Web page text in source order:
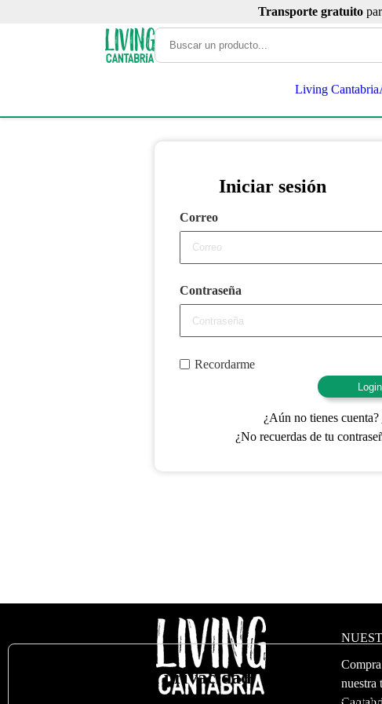
Transporte gratuito
Living Cantabria
Iniciar sesión
Correo
Contraseña
Recordarme
Login
¿Aún no tienes cuenta?
¿No recuerdas de tu
nuestra
Valoramos su privacidad
Utilizamos cookies para optimizar nuestro sitio web y nuestro servicio.